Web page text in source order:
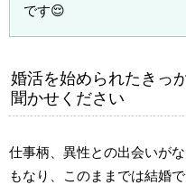
です😌
婚活を始められたきっ
聞かせください
仕事柄、異性との出会いが
もなり、このままでは結婚